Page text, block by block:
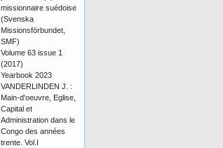
missionnaire suédoise
(Svenska
Missionsförbundet,
SMF)
Volume 63 issue 1
(2017)
Yearbook 2023
VANDERLINDEN J. :
Main-d'oeuvre, Eglise,
Capital et
Administration dans le
Congo des années
trente. Vol.I